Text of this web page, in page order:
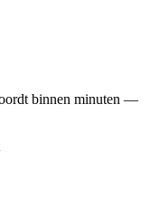
binnen minuten —